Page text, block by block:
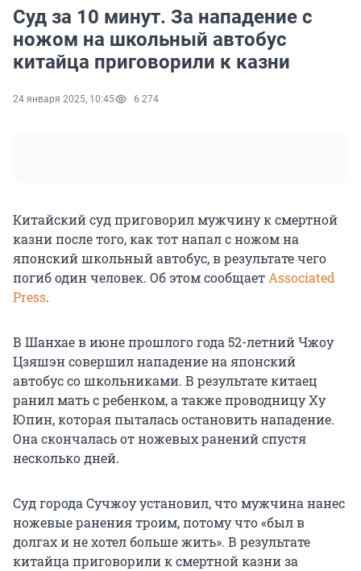
Суд за 10 минут. За нападение с
ножом на школьный автобус
китайца приговорили к казни
24 января 2025, 10:45 6 274
Китайский суд приговорил мужчину к смертной
казни после того, как тот напал с ножом на
японский школьный автобус, в результате чего
погиб один человек. Об этом сообщает Associated
Press.
В Шанхае в июне прошлого года 52-летний Чжоу
Цзяшэн совершил нападение на японский
автобус со школьниками. В результате китаец
ранил мать с ребенком, а также проводницу Ху
Юпин, которая пыталась остановить нападение.
Она скончалась от ножевых ранений спустя
несколько дней.
Суд города Сучжоу установил, что мужчина нанес
ножевые ранения троим, потому что «был в
долгах и не хотел больше жить». В результате
китайца приговорили к смертной казни за